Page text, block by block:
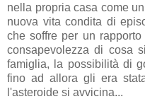
nella propria casa come
nuova vita condita di
che soffre per un
consapevolezza di cosa
famiglia, la possibilità di
fino ad allora gli era
l'asteroide si avvicina...